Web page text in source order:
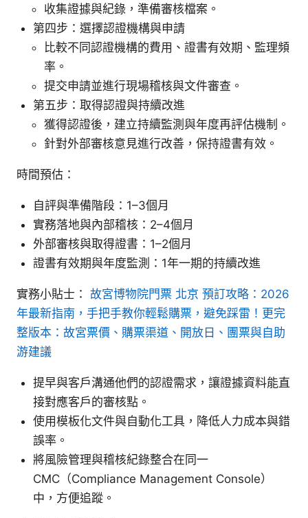
收集證據與紀錄，準備審核檔案。
第四步：選擇認證機構與申請
比較不同認證機構的費用、證書有效期、監理頻
率。
提交申請並進行現場稽核與文件審查。
第五步：取得認證與持續改進
獲得認證後，建立持續監測與年度再評估機制。
針對外部審核意見進行改善，保持證書有效。
時間預估：
自評與準備階段：1–3個月
實務落地與內部稽核：2–4個月
外部審核與取得證書：1–2個月
證書有效期與年度監測：1年一期的持續改進
實務小貼士： 故宮博物院門票 北京 預訂攻略：2026
年最新指南，手把手教你輕鬆購票，避免踩雷！更完
整版本：故宮票價、購票渠道、開放日、團票與自助
游建議
提早與客戶溝通他們的認證需求，讓證據資料能直
接對應客戶的審核點。
使用模板化文件與自動化工具，降低人力成本與錯
誤率。
將風險管理與稽核紀錄整合在同一
CMC（Compliance Management Console）
中，方便追蹤。